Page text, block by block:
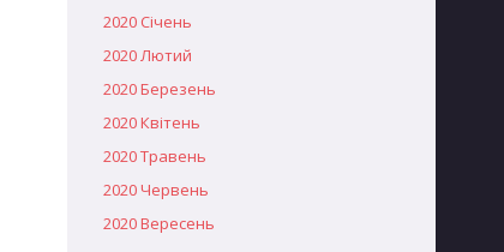
2020 Січень
2020 Лютий
2020 Березень
2020 Квітень
2020 Травень
2020 Червень
2020 Вересень